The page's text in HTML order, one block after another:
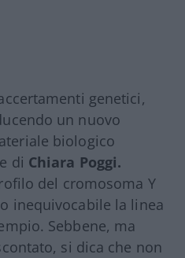
genetici,
un nuovo
biologico
di Chiara Poggi.
del cromosoma Y
inequivocabile la linea
Sebbene, ma
si dica che non